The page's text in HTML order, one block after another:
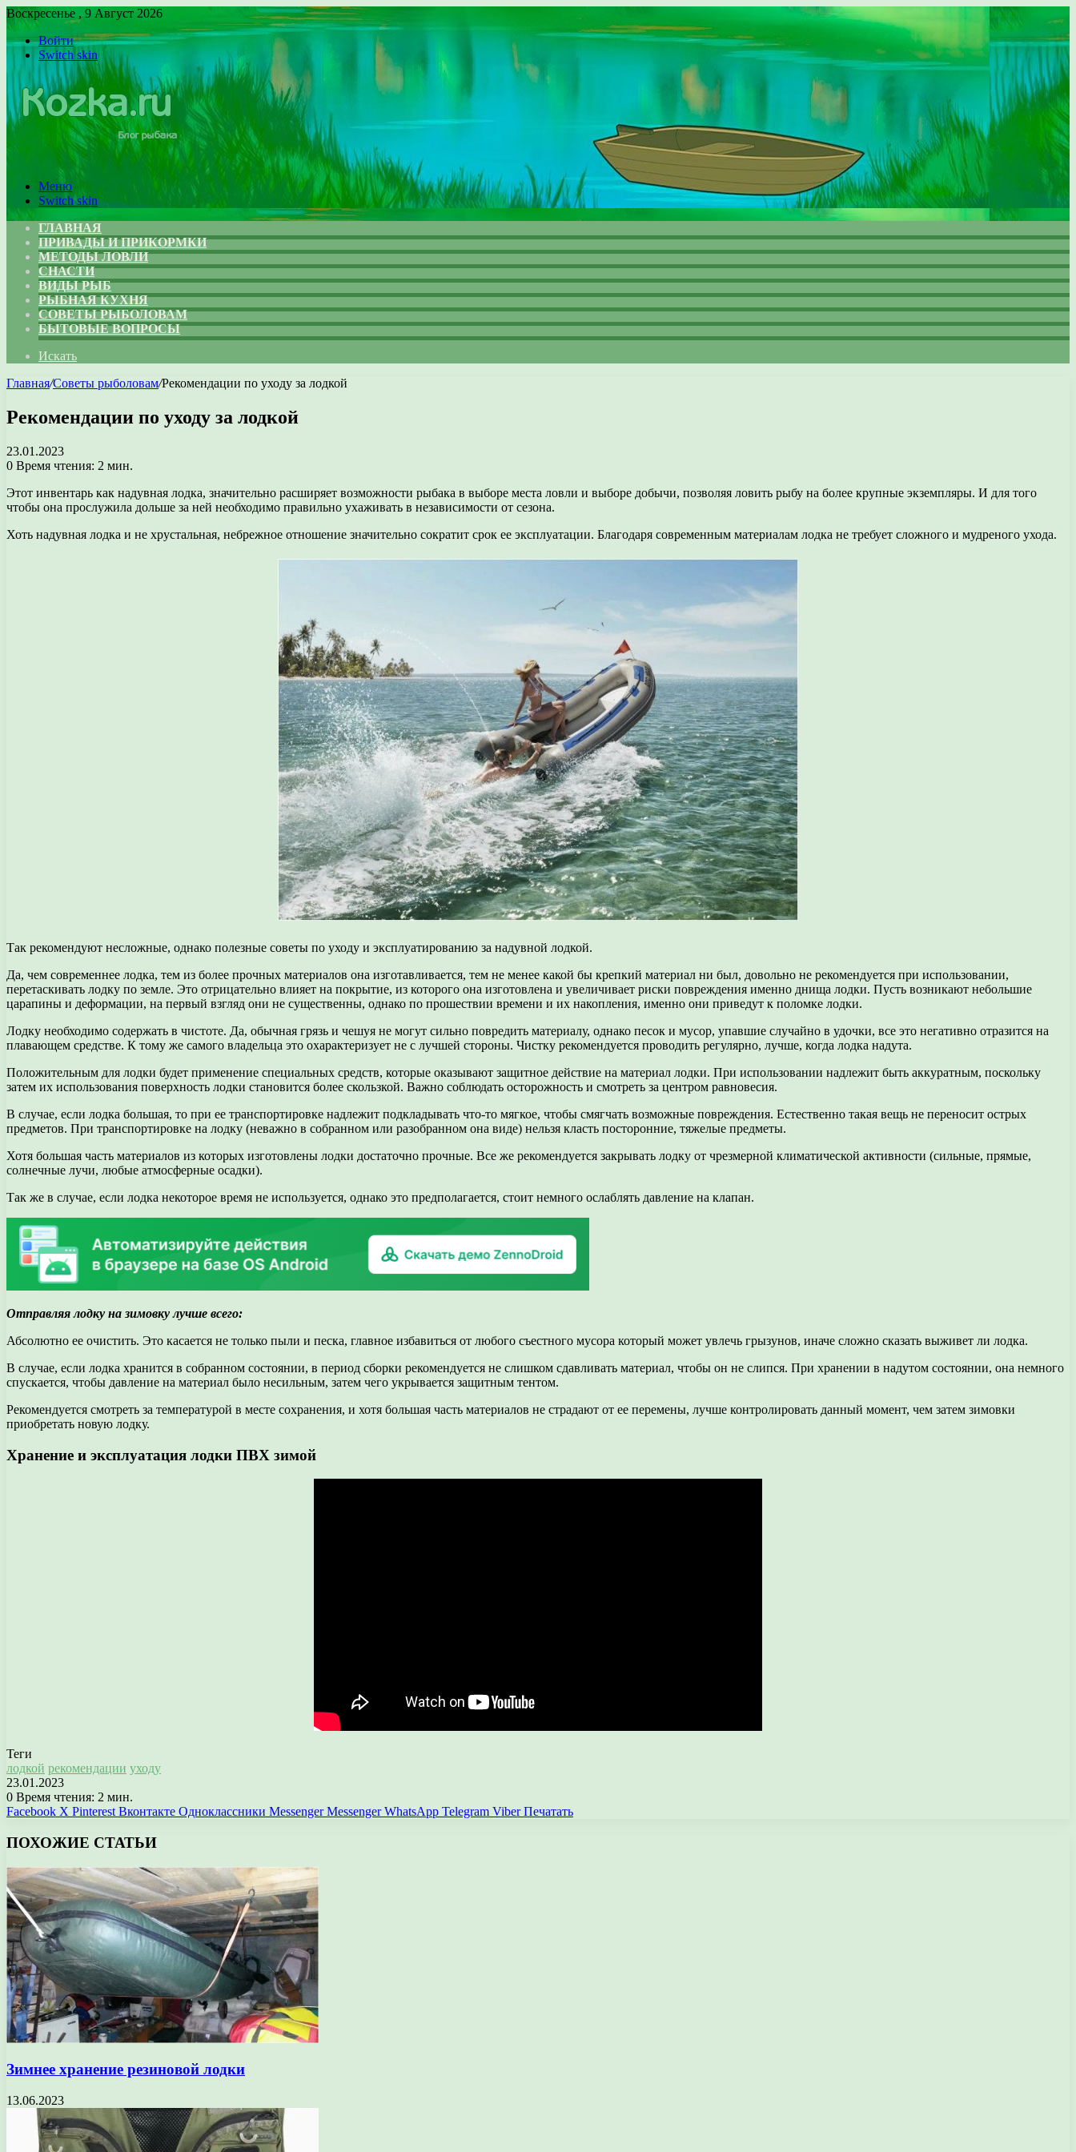
Воскресенье , 9 Август 2026
Войти
Switch skin
Меню
Switch skin
ГЛАВНАЯ
ПРИВАДЫ И ПРИКОРМКИ
МЕТОДЫ ЛОВЛИ
СНАСТИ
ВИДЫ РЫБ
РЫБНАЯ КУХНЯ
СОВЕТЫ РЫБОЛОВАМ
БЫТОВЫЕ ВОПРОСЫ
Искать
Главная/Советы рыболовам/Рекомендации по уходу за лодкой
Рекомендации по уходу за лодкой
23.01.2023
0 Время чтения: 2 мин.
Этот инвентарь как надувная лодка, значительно расширяет возможности рыбака в выборе места ловли и выборе добычи, позволяя ловить рыбу на более крупные экземпляры. И для того
чтобы она прослужила дольше за ней необходимо правильно ухаживать в независимости от сезона.
Хоть надувная лодка и не хрустальная, небрежное отношение значительно сократит срок ее эксплуатации. Благодаря современным материалам лодка не требует сложного и мудреного ухода.
Так рекомендуют несложные, однако полезные советы по уходу и эксплуатированию за надувной лодкой.
Да, чем современнее лодка, тем из более прочных материалов она изготавливается, тем не менее какой бы крепкий материал ни был, довольно не рекомендуется при использовании,
перетаскивать лодку по земле. Это отрицательно влияет на покрытие, из которого она изготовлена и увеличивает риски повреждения именно днища лодки. Пусть возникают небольшие
царапины и деформации, на первый взгляд они не существенны, однако по прошествии времени и их накопления, именно они приведут к поломке лодки.
Лодку необходимо содержать в чистоте. Да, обычная грязь и чешуя не могут сильно повредить материалу, однако песок и мусор, упавшие случайно в удочки, все это негативно отразится на
плавающем средстве. К тому же самого владельца это охарактеризует не с лучшей стороны. Чистку рекомендуется проводить регулярно, лучше, когда лодка надута.
Положительным для лодки будет применение специальных средств, которые оказывают защитное действие на материал лодки. При использовании надлежит быть аккуратным, поскольку
затем их использования поверхность лодки становится более скользкой. Важно соблюдать осторожность и смотреть за центром равновесия.
В случае, если лодка большая, то при ее транспортировке надлежит подкладывать что-то мягкое, чтобы смягчать возможные повреждения. Естественно такая вещь не переносит острых
предметов. При транспортировке на лодку (неважно в собранном или разобранном она виде) нельзя класть посторонние, тяжелые предметы.
Хотя большая часть материалов из которых изготовлены лодки достаточно прочные. Все же рекомендуется закрывать лодку от чрезмерной климатической активности (сильные, прямые,
солнечные лучи, любые атмосферные осадки).
Так же в случае, если лодка некоторое время не используется, однако это предполагается, стоит немного ослаблять давление на клапан.
Отправляя лодку на зимовку лучше всего:
Абсолютно ее очистить. Это касается не только пыли и песка, главное избавиться от любого съестного мусора который может увлечь грызунов, иначе сложно сказать выживет ли лодка.
В случае, если лодка хранится в собранном состоянии, в период сборки рекомендуется не слишком сдавливать материал, чтобы он не слипся. При хранении в надутом состоянии, она немного
спускается, чтобы давление на материал было несильным, затем чего укрывается защитным тентом.
Рекомендуется смотреть за температурой в месте сохранения, и хотя большая часть материалов не страдают от ее перемены, лучше контролировать данный момент, чем затем зимовки
приобретать новую лодку.
Хранение и эксплуатация лодки ПВХ зимой
Теги
лодкой рекомендации уходу
23.01.2023
0 Время чтения: 2 мин.
Facebook X Pinterest Вконтакте Одноклассники Messenger Messenger WhatsApp Telegram Viber Печатать
ПОХОЖИЕ СТАТЬИ
Зимнее хранение резиновой лодки
13.06.2023